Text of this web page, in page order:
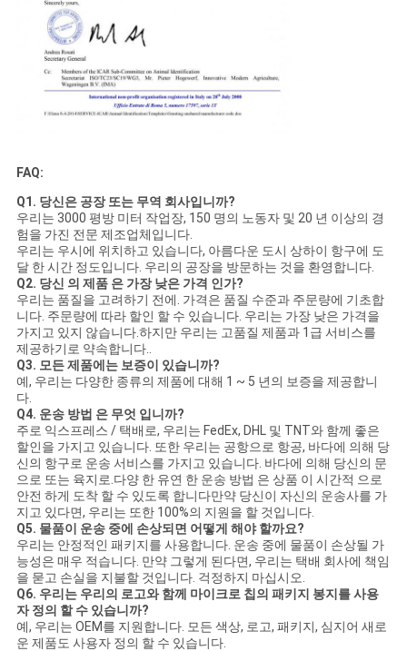
FAQ:
Q1. 당신은 공장 또는 무역 회사입니까?
우리는 3000 평방 미터 작업장, 150 명의 노동자 및 20 년 이상의 경
험을 가진 전문 제조업체입니다.
우리는 우시에 위치하고 있습니다, 아름다운 도시 상하이 항구에 도
달 한 시간 정도입니다. 우리의 공장을 방문하는 것을 환영합니다.
Q2. 당신 의 제품 은 가장 낮은 가격 인가?
우리는 품질을 고려하기 전에. 가격은 품질 수준과 주문량에 기초합
니다. 주문량에 따라 할인 할 수 있습니다. 우리는 가장 낮은 가격을
가지고 있지 않습니다.하지만 우리는 고품질 제품과 1급 서비스를
제공하기로 약속합니다..
Q3. 모든 제품에는 보증이 있습니까?
예, 우리는 다양한 종류의 제품에 대해 1 ~ 5 년의 보증을 제공합니
다.
Q4. 운송 방법 은 무엇 입니까?
주로 익스프레스 / 택배로, 우리는 FedEx, DHL 및 TNT와 함께 좋은
할인을 가지고 있습니다. 또한 우리는 공항으로 항공, 바다에 의해 당
신의 항구로 운송 서비스를 가지고 있습니다. 바다에 의해 당신의 문
으로 또는 육지로.다양 한 유연 한 운송 방법 은 상품 이 시간적 으로
안전 하게 도착 할 수 있도록 합니다만약 당신이 자신의 운송사를 가
지고 있다면, 우리는 또한 100%의 지원을 할 것입니다.
Q5. 물품이 운송 중에 손상되면 어떻게 해야 할까요?
우리는 안정적인 패키지를 사용합니다. 운송 중에 물품이 손상될 가
능성은 매우 적습니다. 만약 그렇게 된다면, 우리는 택배 회사에 책임
을 묻고 손실을 지불할 것입니다. 걱정하지 마십시오.
Q6. 우리는 우리의 로고와 함께 마이크로 칩의 패키지 봉지를 사용
자 정의 할 수 있습니까?
예, 우리는 OEM를 지원합니다. 모든 색상, 로고, 패키지, 심지어 새로
운 제품도 사용자 정의 할 수 있습니다.